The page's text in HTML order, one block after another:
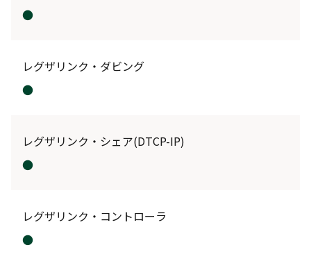
●
レグザリンク・ダビング
●
レグザリンク・シェア(DTCP-IP)
●
レグザリンク・コントローラ
●